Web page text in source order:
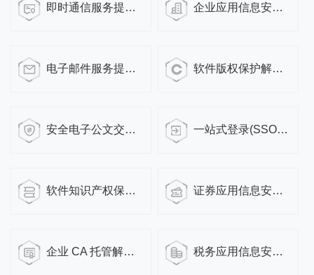
即时通信服务提供商信息安全解决方案 企业应用信息安全解决方案
电子邮件服务提供商信息安全解决方案 软件版权保护解决方案
安全电子公文交换系统解决方案 一站式登录(SSO)解决方案
软件知识产权保护解决方案 证券应用信息安全解决方案
企业 CA 托管解决方案 税务应用信息安全解决方案